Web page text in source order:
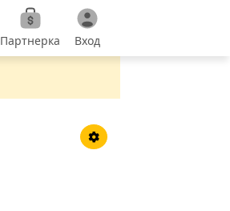
Партнерка Вход